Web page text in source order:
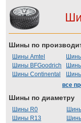
Шины по
Шины Amtel
Шины BFGoodrich
Шины Continental
все
Шины по диаметру
Шины R0
Шины R13